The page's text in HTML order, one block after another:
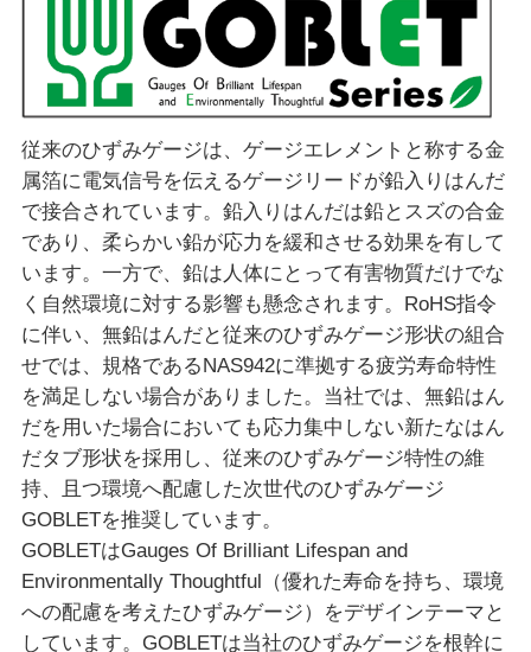
従来のひずみゲージは、ゲージエレメントと称する金
属箔に電気信号を伝えるゲージリードが鉛入りはんだ
で接合されています。鉛入りはんだは鉛とスズの合金
であり、柔らかい鉛が応力を緩和させる効果を有して
います。一方で、鉛は人体にとって有害物質だけでな
く自然環境に対する影響も懸念されます。RoHS指令
に伴い、無鉛はんだと従来のひずみゲージ形状の組合
せでは、規格であるNAS942に準拠する疲労寿命特性
を満足しない場合がありました。当社では、無鉛はん
だを用いた場合においても応力集中しない新たなはん
だタブ形状を採用し、従来のひずみゲージ特性の維
持、且つ環境へ配慮した次世代のひずみゲージ
GOBLETを推奨しています。
GOBLETはGauges Of Brilliant Lifespan and
Environmentally Thoughtful（優れた寿命を持ち、環境
への配慮を考えたひずみゲージ）をデザインテーマと
しています。GOBLETは当社のひずみゲージを根幹に